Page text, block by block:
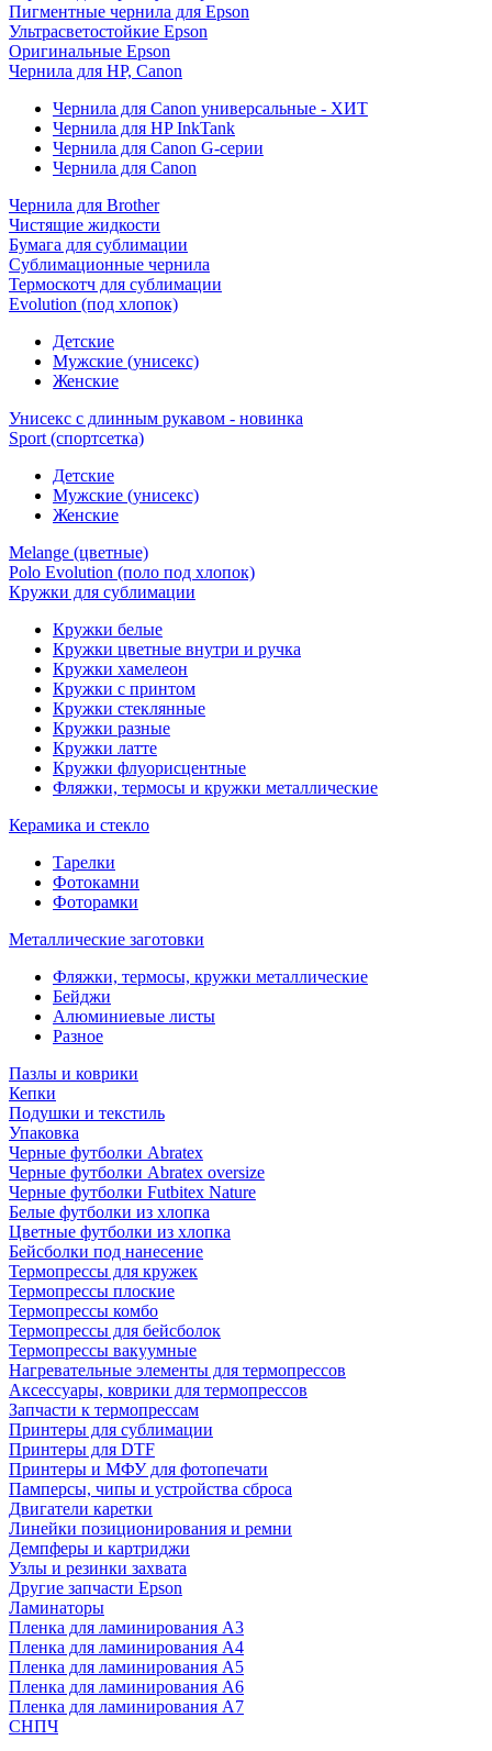
Пигментные чернила для Epson
Ультрасветостойкие Epson
Оригинальные Epson
Чернила для HP, Canon
Чернила для Canon универсальные - ХИТ
Чернила для HP InkTank
Чернила для Canon G-серии
Чернила для Canon
Чернила для Brother
Чистящие жидкости
Бумага для сублимации
Сублимационные чернила
Термоскотч для сублимации
Evolution (под хлопок)
Детские
Мужские (унисекс)
Женские
Унисекс с длинным рукавом - новинка
Sport (спортсетка)
Детские
Мужские (унисекс)
Женские
Melange (цветные)
Polo Evolution (поло под хлопок)
Кружки для сублимации
Кружки белые
Кружки цветные внутри и ручка
Кружки хамелеон
Кружки c принтом
Кружки стеклянные
Кружки разные
Кружки латте
Кружки флуорисцентные
Фляжки, термосы и кружки металлические
Керамика и стекло
Тарелки
Фотокамни
Фоторамки
Металлические заготовки
Фляжки, термосы, кружки металлические
Бейджи
Алюминиевые листы
Разное
Пазлы и коврики
Кепки
Подушки и текстиль
Упаковка
Черные футболки Abratex
Черные футболки Abratex oversize
Черные футболки Futbitex Nature
Белые футболки из хлопка
Цветные футболки из хлопка
Бейсболки под нанесение
Термопрессы для кружек
Термопрессы плоские
Термопрессы комбо
Термопрессы для бейсболок
Термопрессы вакуумные
Нагревательные элементы для термопрессов
Аксессуары, коврики для термопрессов
Запчасти к термопрессам
Принтеры для сублимации
Принтеры для DTF
Принтеры и МФУ для фотопечати
Памперсы, чипы и устройства сброса
Двигатели каретки
Линейки позиционирования и ремни
Демпферы и картриджи
Узлы и резинки захвата
Другие запчасти Epson
Ламинаторы
Пленка для ламинирования А3
Пленка для ламинирования А4
Пленка для ламинирования А5
Пленка для ламинирования А6
Пленка для ламинирования А7
СНПЧ